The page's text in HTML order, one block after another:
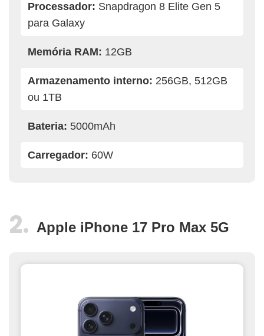
Processador: Snapdragon 8 Elite Gen 5
para Galaxy
Memória RAM: 12GB
Armazenamento interno: 256GB, 512GB
ou 1TB
Bateria: 5000mAh
Carregador: 60W
Apple iPhone 17 Pro Max 5G